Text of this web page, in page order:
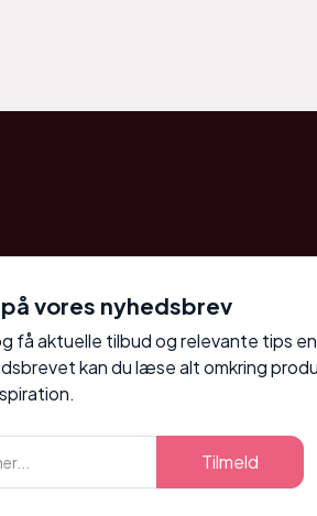
vores nyhedsbrev
få aktuelle tilbud og relevante tips
kan du læse alt omkring
Tilmeld